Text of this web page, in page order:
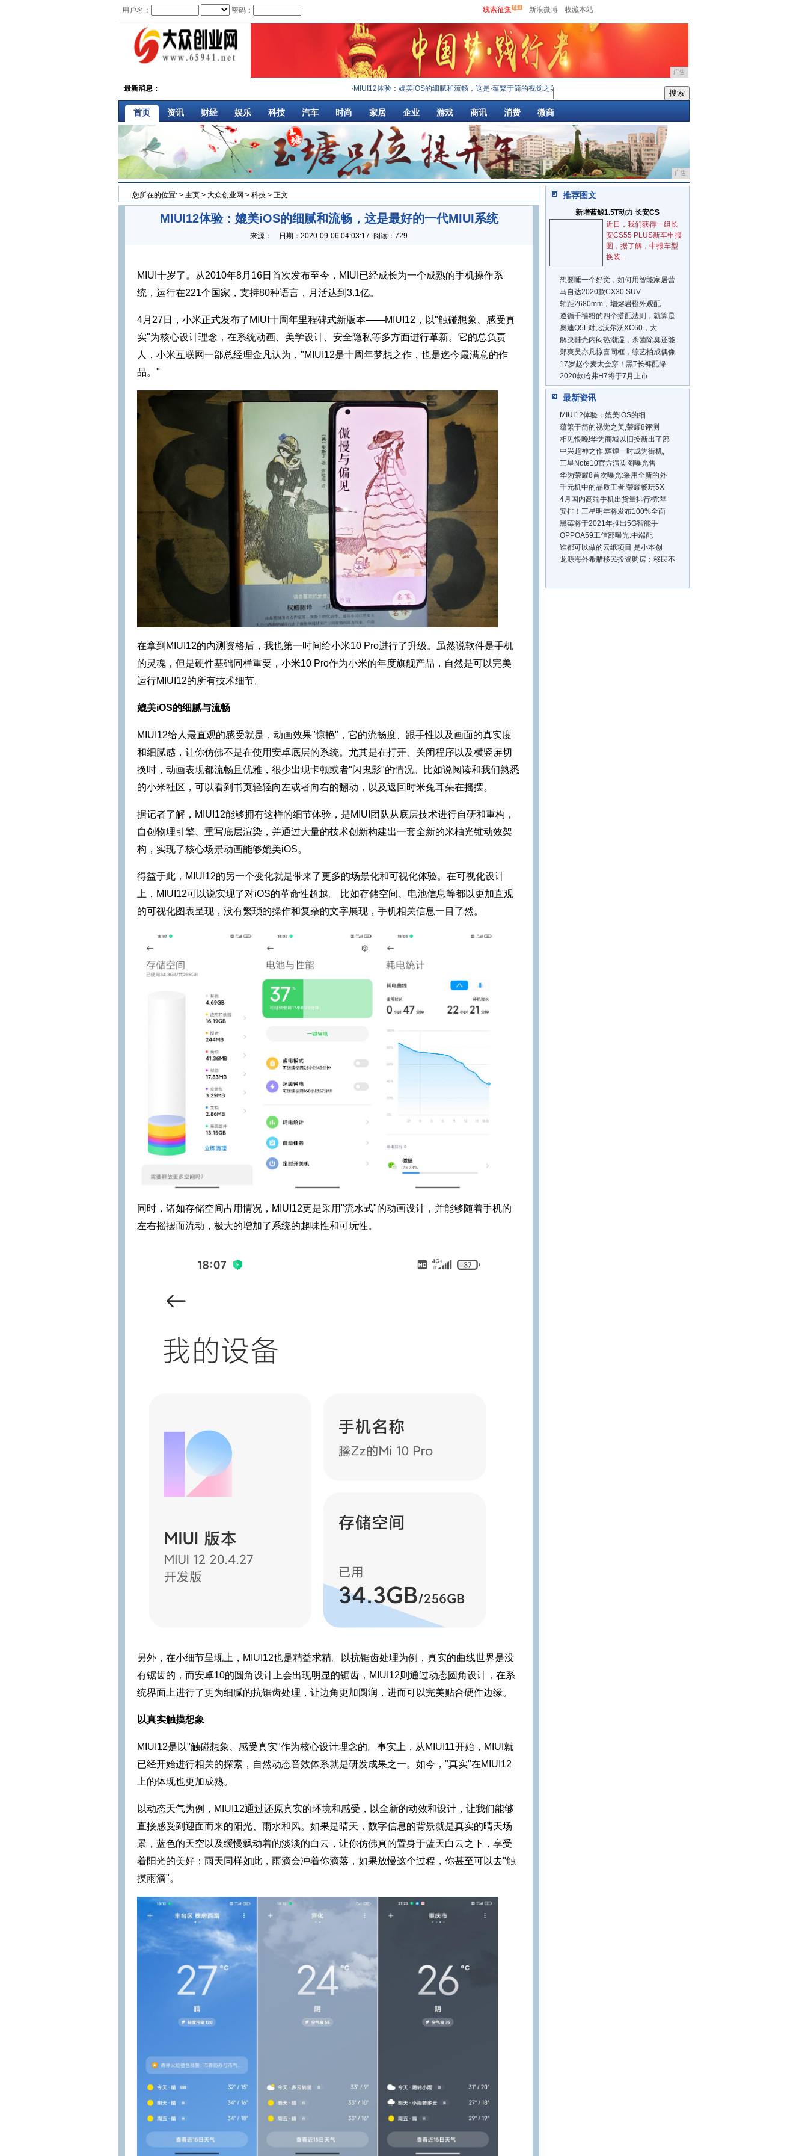
用户名： 密码： 线索征集 新浪微博 收藏本站
广告
最新消息： MIUI12体验：媲美iOS的细腻和流畅，这是·蕴繁于简的视觉之美,荣耀8评测·相见恨晚!华为商城以旧换新出了部荣耀8感觉以前
首页 资讯 财经 娱乐 科技 汽车 时尚 家居 企业 游戏 商讯 消费 微商
广告
您所在的位置: > 主页 > 大众创业网 > 科技 > 正文
MIUI12体验：媲美iOS的细腻和流畅，这是最好的一代MIUI系统
来源： 日期： 2020-09-06 04:03:17 阅读：729
MIUI十岁了。从2010年8月16日首次发布至今，MIUI已经成长为一个成熟的手机操作系
统，运行在221个国家，支持80种语言，月活达到3.1亿。
4月27日，小米正式发布了MIUI十周年里程碑式新版本——MIUI12，以"触碰想象、感受真
实"为核心设计理念，在系统动画、美学设计、安全隐私等多方面进行革新。它的总负责
人，小米互联网一部总经理金凡认为，"MIUI12是十周年梦想之作，也是迄今最满意的作
品。"
在拿到MIUI12的内测资格后，我也第一时间给小米10 Pro进行了升级。虽然说软件是手机
的灵魂，但是硬件基础同样重要，小米10 Pro作为小米的年度旗舰产品，自然是可以完美
运行MIUI12的所有技术细节。
媲美iOS的细腻与流畅
MIUI12给人最直观的感受就是，动画效果"惊艳"，它的流畅度、跟手性以及画面的真实度
和细腻感，让你仿佛不是在使用安卓底层的系统。尤其是在打开、关闭程序以及横竖屏切
换时，动画表现都流畅且优雅，很少出现卡顿或者"闪鬼影"的情况。比如说阅读和我们熟悉
的小米社区，可以看到书页轻轻向左或者向右的翻动，以及返回时米兔耳朵在摇摆。
据记者了解，MIUI12能够拥有这样的细节体验，是MIUI团队从底层技术进行自研和重构，
自创物理引擎、重写底层渲染，并通过大量的技术创新构建出一套全新的米柚光锥动效架
构，实现了核心场景动画能够媲美iOS。
得益于此，MIUI12的另一个变化就是带来了更多的场景化和可视化体验。在可视化设计
上，MIUI12可以说实现了对iOS的革命性超越。 比如存储空间、电池信息等都以更加直观
的可视化图表呈现，没有繁琐的操作和复杂的文字展现，手机相关信息一目了然。
同时，诸如存储空间占用情况，MIUI12更是采用"流水式"的动画设计，并能够随着手机的
左右摇摆而流动，极大的增加了系统的趣味性和可玩性。
另外，在小细节呈现上，MIUI12也是精益求精。以抗锯齿处理为例，真实的曲线世界是没
有锯齿的，而安卓10的圆角设计上会出现明显的锯齿，MIUI12则通过动态圆角设计，在系
统界面上进行了更为细腻的抗锯齿处理，让边角更加圆润，进而可以完美贴合硬件边缘。
以真实触摸想象
MIUI12是以"触碰想象、感受真实"作为核心设计理念的。事实上，从MIUI11开始，MIUI就
已经开始进行相关的探索，自然动态音效体系就是研发成果之一。如今，"真实"在MIUI12
上的体现也更加成熟。
以动态天气为例，MIUI12通过还原真实的环境和感受，以全新的动效和设计，让我们能够
直接感受到迎面而来的阳光、雨水和风。如果是晴天，数字信息的背景就是真实的晴天场
景，蓝色的天空以及缓慢飘动着的淡淡的白云，让你仿佛真的置身于蓝天白云之下，享受
着阳光的美好；雨天同样如此，雨滴会冲着你滴落，如果放慢这个过程，你甚至可以去"触
摸雨滴"。
推荐图文
新增蓝鲸1.5T动力 长安CS
近日，我们获得一组长
安CS55 PLUS新车申报
图，据了解，申报车型
换装...
想要睡一个好觉，如何用智能家居营
马自达2020款CX30 SUV
轴距2680mm，增熔岩橙外观配
遵循千禧粉的四个搭配法则，就算是
奥迪Q5L对比沃尔沃XC60，大
解决鞋壳内闷热潮湿，杀菌除臭还能
郑爽吴亦凡惊喜同框，综艺拍成偶像
17岁赵今麦太会穿！黑T长裤配绿
2020款哈弗H7将于7月上市
最新资讯
MIUI12体验：媲美iOS的细
蕴繁于简的视觉之美,荣耀8评测
相见恨晚!华为商城以旧换新出了部
中兴超神之作,辉煌一时成为街机,
三星Note10官方渲染图曝光售
华为荣耀8首次曝光:采用全新的外
千元机中的品质王者 荣耀畅玩5X
4月国内高端手机出货量排行榜:苹
安排！三星明年将发布100%全面
黑莓将于2021年推出5G智能手
OPPOA59工信部曝光:中端配
谁都可以做的云纸项目 是小本创
龙源海外希腊移民投资购房：移民不